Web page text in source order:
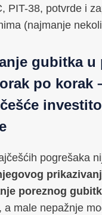
PIT-38, potvrde i
(najmanje
gubitka u
po korak
pogrešaka
poreznog
, a male nepažnje